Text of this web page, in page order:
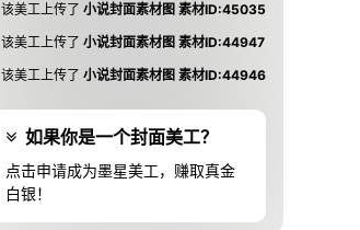
该美工上传了 小说封面素材图 素材ID:45035
该美工上传了 小说封面素材图 素材ID:44947
该美工上传了 小说封面素材图 素材ID:44946
该美工上传了小说封面素材图 素材ID:44945
该美工上传了小说封面素材图 素材ID:44944
该美工上传了小说封面素材图 素材ID:44943
该美工上传了
如果你是一个封面美工？
点击申请成为墨星美工，赚取真金
白银！